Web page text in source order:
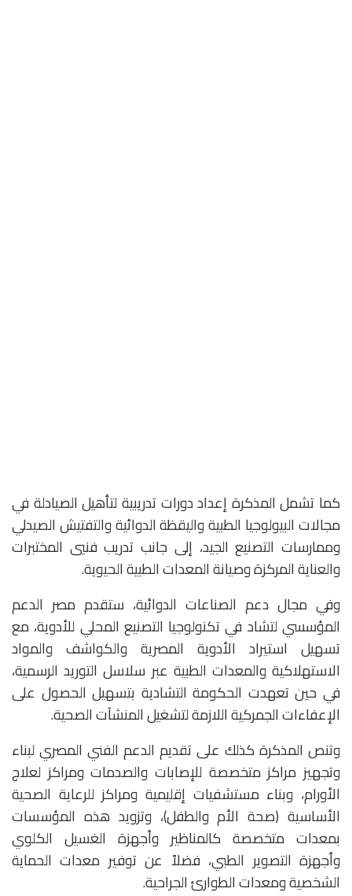
كما تشمل المذكرة إعداد دورات تدريبية لتأهيل الصيادلة في
مجالات البيولوجيا الطبية واليقظة الدوائية والتفتيش الصيدلي
وممارسات التصنيع الجيد، إلى جانب تدريب فنيي المختبرات
والعناية المركزة وصيانة المعدات الطبية الحيوية.
وفي مجال دعم الصناعات الدوائية، ستقدم مصر الدعم
المؤسسي لتشاد في تكنولوجيا التصنيع المحلي للأدوية، مع
تسهيل استيراد الأدوية المصرية والكواشف والمواد
الاستهلاكية والمعدات الطبية عبر سلاسل التوريد الرسمية،
في حين تعهدت الحكومة التشادية بتسهيل الحصول على
الإعفاءات الجمركية اللازمة لتشغيل المنشآت الصحية.
وتنص المذكرة كذلك على تقديم الدعم الفني المصري لبناء
وتجهيز مراكز متخصصة للإصابات والصدمات ومراكز لعلاج
الأورام، وبناء مستشفيات إقليمية ومراكز للرعاية الصحية
الأساسية (صحة الأم والطفل)، وتزويد هذه المؤسسات
بمعدات متخصصة كالمناظير وأجهزة الغسيل الكلوي
وأجهزة التصوير الطبي، فضلاً عن توفير معدات الحماية
الشخصية ومعدات الطوارئ الجراحية.